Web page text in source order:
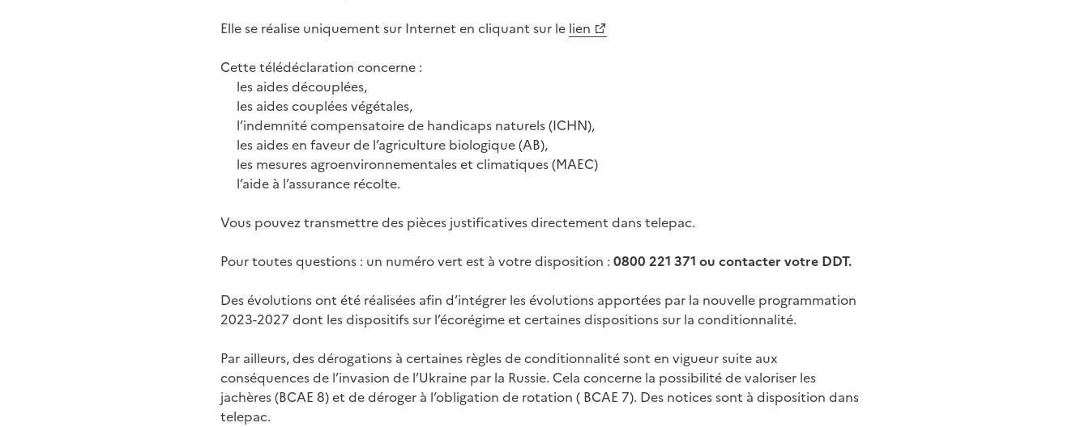
Elle se réalise uniquement sur Internet en cliquant sur le lien
Cette télédéclaration concerne :
les aides découplées,
les aides couplées végétales,
l’indemnité compensatoire de handicaps naturels (ICHN),
les aides en faveur de l’agriculture biologique (AB),
les mesures agroenvironnementales et climatiques (MAEC)
l’aide à l’assurance récolte.
Vous pouvez transmettre des pièces justificatives directement dans telepac.
Pour toutes questions : un numéro vert est à votre disposition : 0800 221 371 ou contacter votre DDT.
Des évolutions ont été réalisées afin d’intégrer les évolutions apportées par la nouvelle programmation
2023-2027 dont les dispositifs sur l’écorégime et certaines dispositions sur la conditionnalité.
Par ailleurs, des dérogations à certaines règles de conditionnalité sont en vigueur suite aux
conséquences de l’invasion de l’Ukraine par la Russie. Cela concerne la possibilité de valoriser les
jachères (BCAE 8) et de déroger à l’obligation de rotation ( BCAE 7). Des notices sont à disposition dans
telepac.